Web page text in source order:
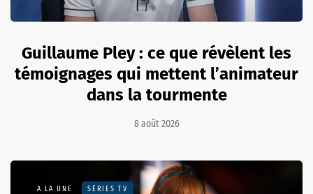
Guillaume Pley : ce que révèlent les
témoignages qui mettent l’animateur
dans la tourmente
8 août 2026
A LA UNE SÉRIES TV